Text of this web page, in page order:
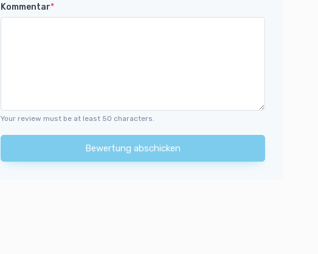
Kommentar*
Your review must be at least 50 characters.
Bewertung abschicken